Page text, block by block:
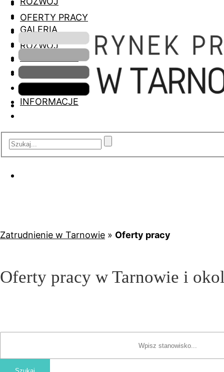
GALERIA
OFERTY PRACY
ROZWÓJ
INFORMACJE
Zatrudnienie w Tarnowie » Oferty pracy
Oferty pracy w Tarnowie i